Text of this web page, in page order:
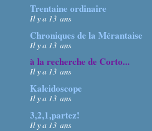
Trentaine ordinaire
Il y a 13 ans
Chroniques de la Mérantaise
Il y a 13 ans
à la recherche de Corto...
Il y a 13 ans
Kaleidoscope
Il y a 13 ans
3,2,1,partez!
Il y a 13 ans